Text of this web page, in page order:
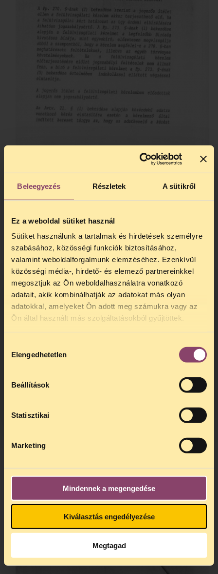
Beleegyezés Részletek A sütikről
Ez a weboldal sütiket használ
Sütiket használunk a tartalmak és hirdetések személyre
szabásához, közösségi funkciók biztosításához,
valamint weboldalforgalmunk elemzéséhez. Ezenkívül
közösségi média-, hirdető- és elemező partnereinkkel
megosztjuk az Ön weboldalhasználatra vonatkozó
adatait, akik kombinálhatják az adatokat más olyan
adatokkal, amelyeket Ön adott meg számukra vagy az
Ön által használt más szolgáltatásokból gyűjtöttek.
kiválasztása
Elengedhetetlen
Beállítások
Statisztikai
Marketing
Mindennek a megengedése
Kiválasztás engedélyezése
Megtagad
TELEFONOS JOGSEGÉLY
SZÜNET!
hogytelefonos jogsegélyünk július 27 és
kedden, 13 és 15 óra között lesz
alatt is elér minket.